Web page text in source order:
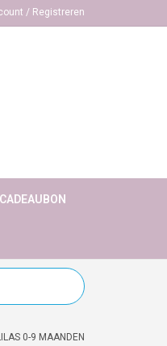
/ Registreren
CADEAUBON
0-9 MAANDEN